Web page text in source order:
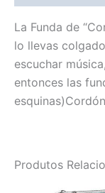
La Funda de
lo llevas
escuchar
entonces las
Produtos